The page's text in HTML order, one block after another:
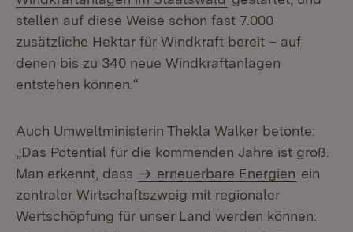
stellen auf diese Weise schon fast 7.000
zusätzliche Hektar für Windkraft bereit – auf
denen bis zu 340 neue Windkraftanlagen
entstehen können.“
Auch Umweltministerin Thekla Walker betonte:
„Das Potential für die kommenden Jahre ist groß.
Man erkennt, dass
erneuerbare Energien ein
zentraler Wirtschaftszweig mit regionaler
Wertschöpfung für unser Land werden können: